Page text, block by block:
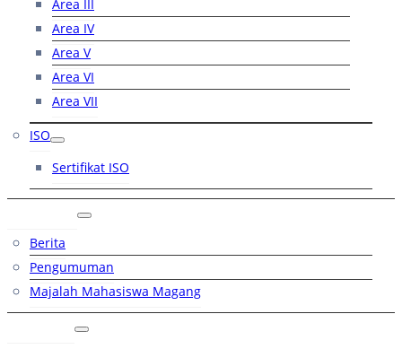
Area III
Area IV
Area V
Area VI
Area VII
ISO
Sertifikat ISO
Berita
Pengumuman
Majalah Mahasiswa Magang